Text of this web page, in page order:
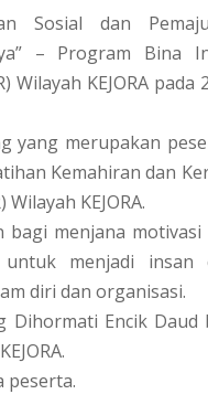
Sosial dan
– Program Bina
Wilayah KEJORA
yang merupakan
Kemahiran dan
KEJORA.
bagi menjana
menjadi insan
diri dan organisasi.
Encik Daud
peserta.